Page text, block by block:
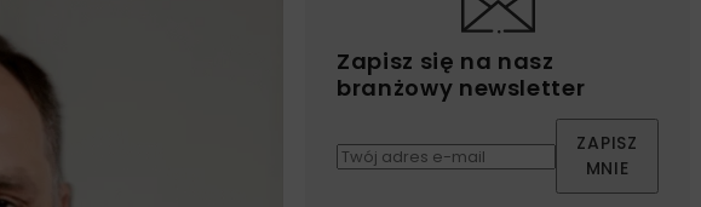
Zapisz się na nasz
branżowy newsletter
ZAPISZ
MNIE